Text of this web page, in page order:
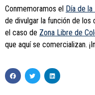
Conmemoramos el Día de
de divulgar la función de
el caso de Zona Libre de
que aquí se comercializan.